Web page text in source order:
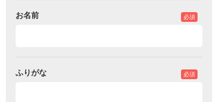
必須
お名前
必須
ふりがな